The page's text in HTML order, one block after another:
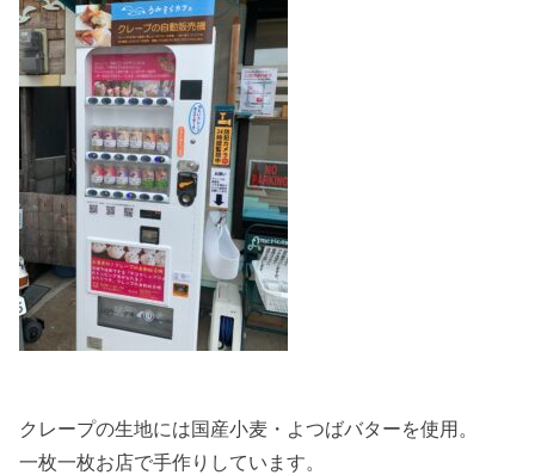
クレープの生地には国産小麦・よつばバターを使用。
一枚一枚お店で手作りしています。